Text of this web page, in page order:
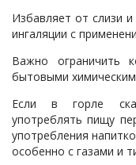
Избавляет от слизи
ингаляции с
Важно ограничить
бытовыми
Если в горле
употреблять пищу
употребления
особенно с газами и